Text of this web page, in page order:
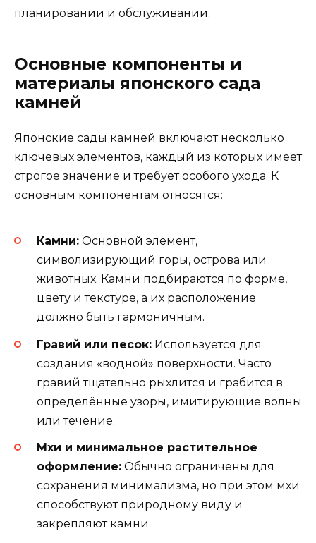
планировании и обслуживании.
Основные компоненты и
материалы японского сада
камней
Японские сады камней включают несколько
ключевых элементов, каждый из которых имеет
строгое значение и требует особого ухода. К
основным компонентам относятся:
Камни: Основной элемент,
символизирующий горы, острова или
животных. Камни подбираются по форме,
цвету и текстуре, а их расположение
должно быть гармоничным.
Гравий или песок: Используется для
создания «водной» поверхности. Часто
гравий тщательно рыхлится и грабится в
определённые узоры, имитирующие волны
или течение.
Мхи и минимальное растительное
оформление: Обычно ограничены для
сохранения минимализма, но при этом мхи
способствуют природному виду и
закрепляют камни.